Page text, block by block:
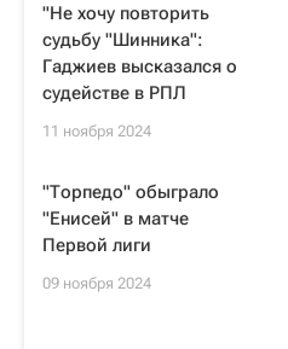
"Не хочу повторить
судьбу "Шинника":
Гаджиев высказался о
судействе в РПЛ
11 ноября 2024
"Торпедо" обыграло
"Енисей" в матче
Первой лиги
09 ноября 2024